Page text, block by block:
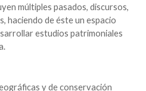
múltiples pasados, discursos,
haciendo de éste un espacio
estudios patrimoniales
y de conservación